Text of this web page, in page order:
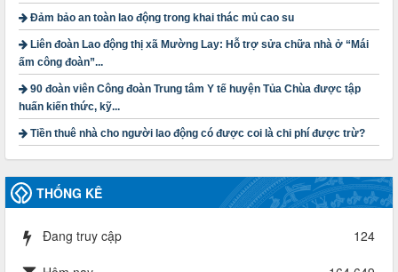
lượt xem: 4199 | lượt tải:1314
3716/TLD-TC
Công văn hướng dẫn công tác quả lý tài chính, tài sản công
đoàn khi đơn vị sát nhập, chấm dứt hoạt động
Thời gian đăng: 13/04/2025
lượt xem: 2004 | lượt tải:719
60/TB-LĐLĐ
Thông báo công khai dự toán thu, chi tài chính công đoàn
LĐLĐ tỉnh Điện Biên năm 2025
Thời gian đăng: 28/04/2025
lượt xem: 820 | lượt tải:284
485/QĐ-LĐLĐ
Đảm bảo an toàn lao động trong khai thác mủ cao su
Liên đoàn Lao động thị xã Mường Lay: Hỗ trợ sửa chữa nhà ở “Mái
ấm công đoàn”...
90 đoàn viên Công đoàn Trung tâm Y tế huyện Tủa Chùa được tập
huấn kiến thức, kỹ...
Tiền thuê nhà cho người lao động có được coi là chi phí được trừ?
THỐNG KÊ
Đang truy cập 124